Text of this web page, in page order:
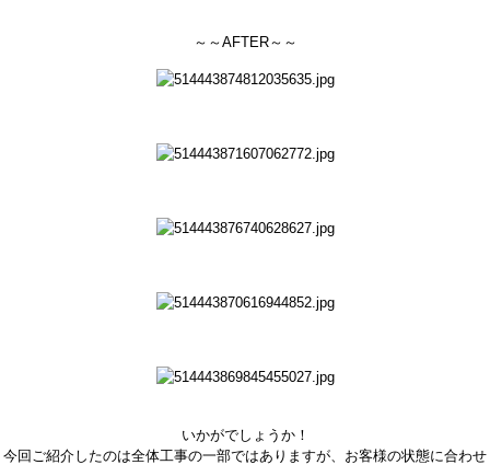
～～AFTER～～
いかがでしょうか！
今回ご紹介したのは全体工事の一部ではありますが、お客様の状態に合わせ